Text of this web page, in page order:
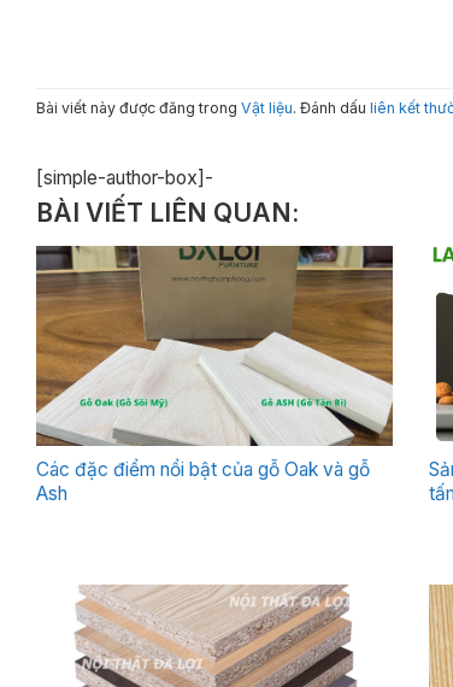
Bài viết này được đăng trong Vật liệu. Đánh dấu liên kết
[simple-author-box]-
BÀI VIẾT LIÊN QUAN:
Các đặc điểm nổi bật của gỗ Oak và gỗ
Ash